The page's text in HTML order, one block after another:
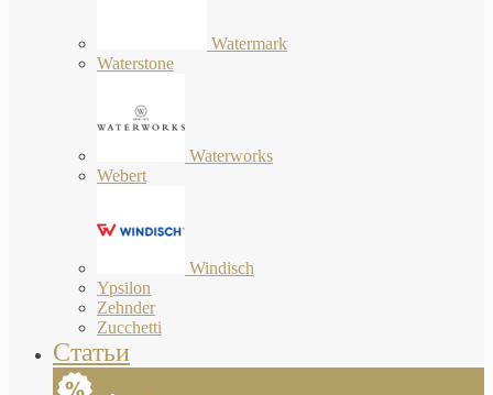
Watermark
Waterstone
Waterworks
Webert
Windisch
Ypsilon
Zehnder
Zucchetti
Статьи